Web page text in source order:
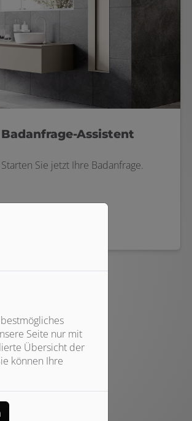
Badanfrage-Assistent
Starten Sie jetzt Ihre Badanfrage.
Seite nur mit
Übersicht der
können Ihre